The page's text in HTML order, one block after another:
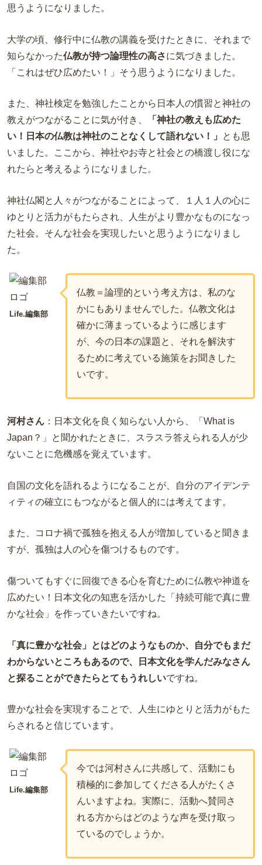
思うようになりました。
大学の頃、修行中に仏教の講義を受けたときに、それまで
知らなかった仏教が持つ論理性の高さに気づきました。
「これはぜひ広めたい！」そう思うようになりました。
また、神社検定を勉強したことから日本人の慣習と神社の
教えがつながることに気が付き、
「神社の教えも広めた
い！日本の仏教は神社のことなくして語れない！」 とも思
いました。
ここから、神社やお寺と社会との橋渡し役にな
れたらと考えるようになりました。
神社仏閣と人々がつながることによって、１人１人の心に
ゆとりと活力がもたらされ、人生がより豊かなものになっ
た社会。そんな社会を実現したいと思うようになりまし
た。
Life.編集部
仏教＝論理的という考え方は、私のな
かにもありませんでした。仏教文化は
確かに薄まっているように感じます
が、今の日本の課題と、それを解決す
るために考えている施策をお聞きした
いです。
河村さん ：日本文化を良く知らない人から、「What is
Japan？」と聞かれたときに、スラスラ答えられる人が少
ないことに危機感を覚えています。
自国の文化を語れるようになることが、自分のアイデンテ
ィティの確立にもつながると個人的には考えてます。
また、コロナ禍で孤独を抱える人が増加していると聞きま
すが、孤独は人の心を傷つけるものです。
傷ついてもすぐに回復できる心を育むために仏教や神道を
広めたい！日本文化の知恵を活かした「持続可能で真に豊
かな社会」を作っていきたいですね。
「真に豊かな社会」とはどのようなものか、自分でもまだ
わからないところもあるので、日本文化を学んだみなさん
と探ることができたらとてもうれしいですね。
豊かな社会を実現することで、人生にゆとりと活力がもた
らされると信じています。
Life.編集部
今では河村さんに共感して、活動にも
積極的に参加してくださる人がたくさ
んいますよね。実際に、活動へ賛同さ
れる方からはどのような声を受け取っ
ているのでしょうか。